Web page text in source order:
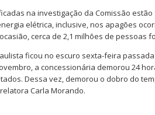
na investigação da Comissão
elétrica, inclusive, nos apagões
cerca de 2,1 milhões de pessoas
ficou no escuro sexta-feira
a concessionária demorou 24
Dessa vez, demorou o dobro do
Carla Morando.